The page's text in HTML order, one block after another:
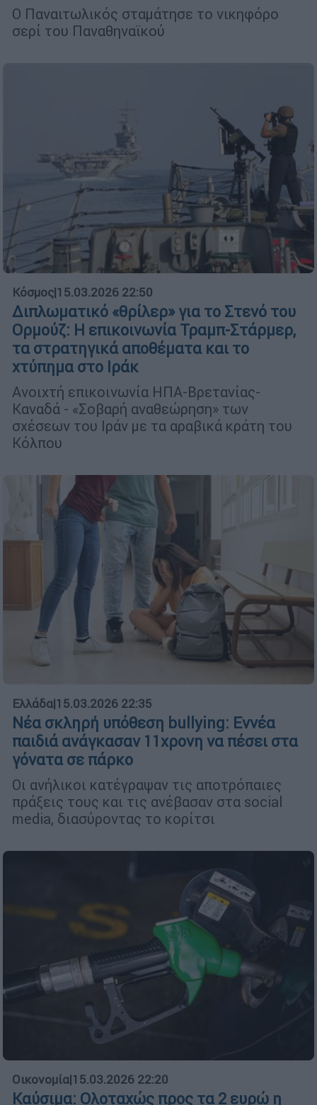
Ο Παναιτωλικός σταμάτησε το νικηφόρο
σερί του Παναθηναϊκού
Κόσμος|15.03.2026 22:50
Διπλωματικό «θρίλερ» για το Στενό του
Ορμούζ: Η επικοινωνία Τραμπ-Στάρμερ,
τα στρατηγικά αποθέματα και το
χτύπημα στο Ιράκ
Ανοιχτή επικοινωνία ΗΠΑ-Βρετανίας-
Καναδά - «Σοβαρή αναθεώρηση» των
σχέσεων του Ιράν με τα αραβικά κράτη του
Κόλπου
Ελλάδα|15.03.2026 22:35
Νέα σκληρή υπόθεση bullying: Εννέα
παιδιά ανάγκασαν 11χρονη να πέσει στα
γόνατα σε πάρκο
Οι ανήλικοι κατέγραψαν τις αποτρόπαιες
πράξεις τους και τις ανέβασαν στα social
media, διασύροντας το κορίτσι
Οικονομία|15.03.2026 22:20
Καύσιμα: Ολοταχώς προς τα 2 ευρώ η